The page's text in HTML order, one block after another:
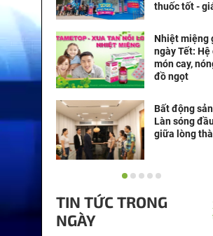
thuốc tốt -
Nhiệt miệng
ngày Tết:
món cay,
đồ ngọt
Bất động sản
Làn sóng
giữa lòng
“Thừa thắng
Group Hà
Dự án nổi
TIN TỨC TRONG
NGÀY